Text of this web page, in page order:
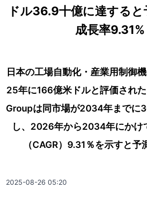
ドル36.9十億に達すると
成長率9.31%
日本の工場自動化・産業用制御
25年に166億米ドルと評価され
Groupは同市場が2034年までに
し、2026年から2034年にかけ
（CAGR）9.31％を示すと予
2025-08-26 05:20